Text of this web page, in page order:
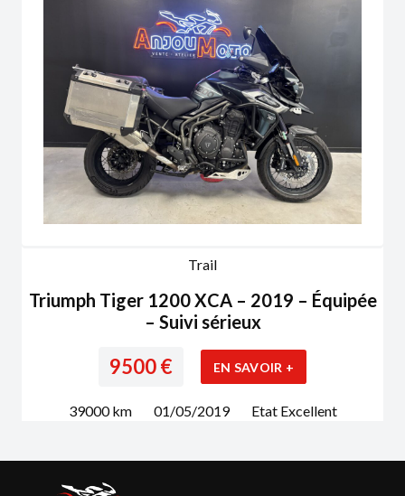
Trail
Triumph Tiger 1200 XCA – 2019 – Équipée
– Suivi sérieux
9500€ EN SAVOIR +
39000km 01/05/2019 Etat Excellent